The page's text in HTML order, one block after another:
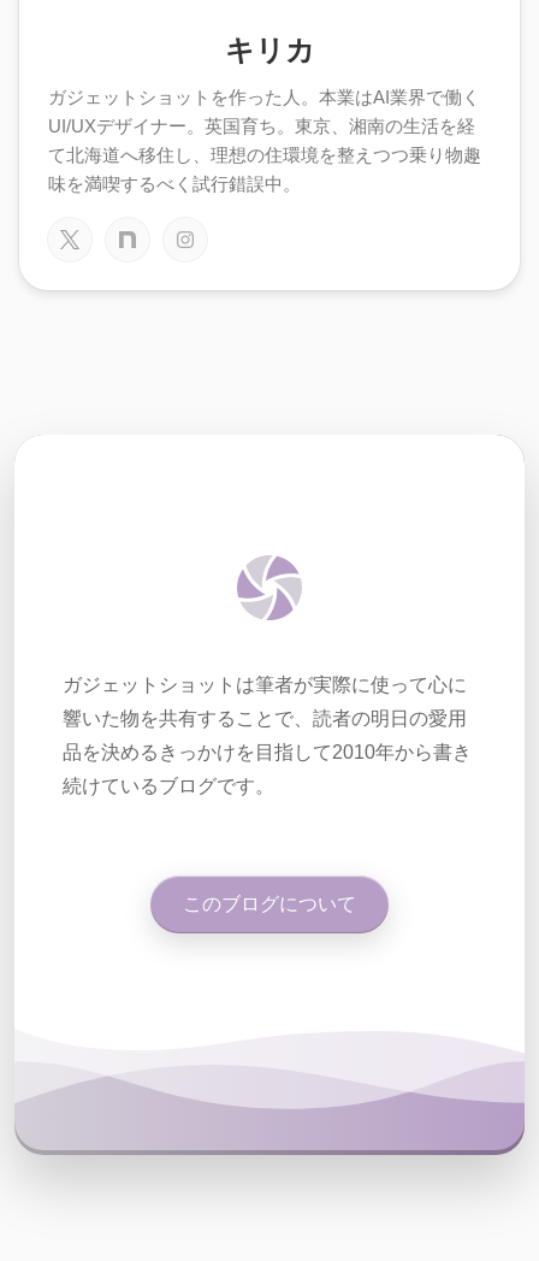
キリカ
ガジェットショットを作った人。本業はAI業界で働く
UI/UXデザイナー。英国育ち。東京、湘南の生活を経
て北海道へ移住し、理想の住環境を整えつつ乗り物趣
味を満喫するべく試行錯誤中。
ガジェットショットは筆者が実際に使って心に
響いた物を共有することで、読者の明日の愛用
品を決めるきっかけを目指して2010年から書き
続けているブログです。
このブログについて